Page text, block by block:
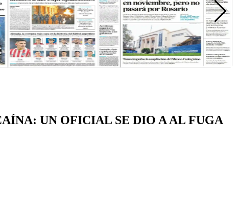
UN OFICIAL SE DIO A AL FUGA